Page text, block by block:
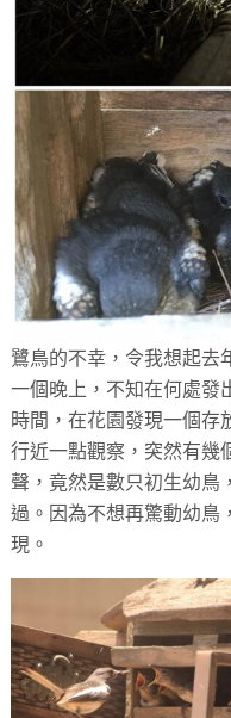
鷺鳥的不幸，令我想起去
一個晚上，不知在何處發
時間，在花園發現一個存
行近一點觀察，突然有幾
聲，竟然是數只初生幼鳥
過。因為不想再驚動幼鳥
現。